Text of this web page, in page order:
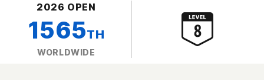
2026 OPEN
1565TH
WORLDWIDE